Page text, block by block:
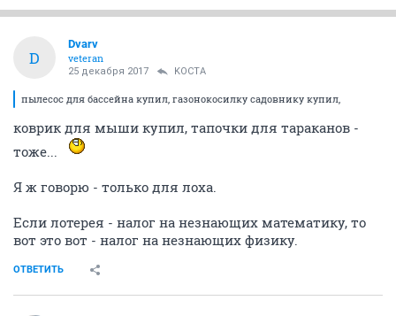
D
Dvarv
veteran
25 декабря 2017 KOCTA
пылесос для бассейна купил, газонокосилку садовнику купил,
коврик для мыши купил, тапочки для тараканов -
тоже...
Я ж говорю - только для лоха.
Если лотерея - налог на незнающих математику, то
вот это вот - налог на незнающих физику.
ОТВЕТИТЬ